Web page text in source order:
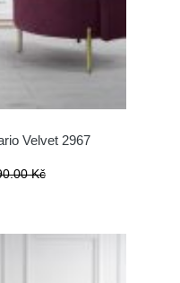
Velvet 2967
Kč